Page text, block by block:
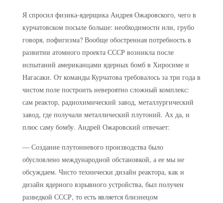
Я спросил физика-ядерщика Андрея Ожаровского, чего в
курчатовском посыле больше: необходимости или, грубо
говоря, пофигизма? Вообще обостренная потребность в
развитии атомного проекта СССР возникла после
испытаний американцами ядерных бомб в Хиросиме и
Нагасаки. От команды Курчатова требовалось за три года в
чистом поле построить невероятно сложный комплекс:
сам реактор, радиохимический завод, металлургический
завод, где получали металлический плутоний. Ах да, и
плюс саму бомбу. Андрей Ожаровский отвечает:
— Создание плутониевого производства было
обусловлено международной обстановкой, а ее мы не
обсуждаем. Чисто технически дизайн реактора, как и
дизайн ядерного взрывного устройства, был получен
разведкой СССР, то есть является близнецом